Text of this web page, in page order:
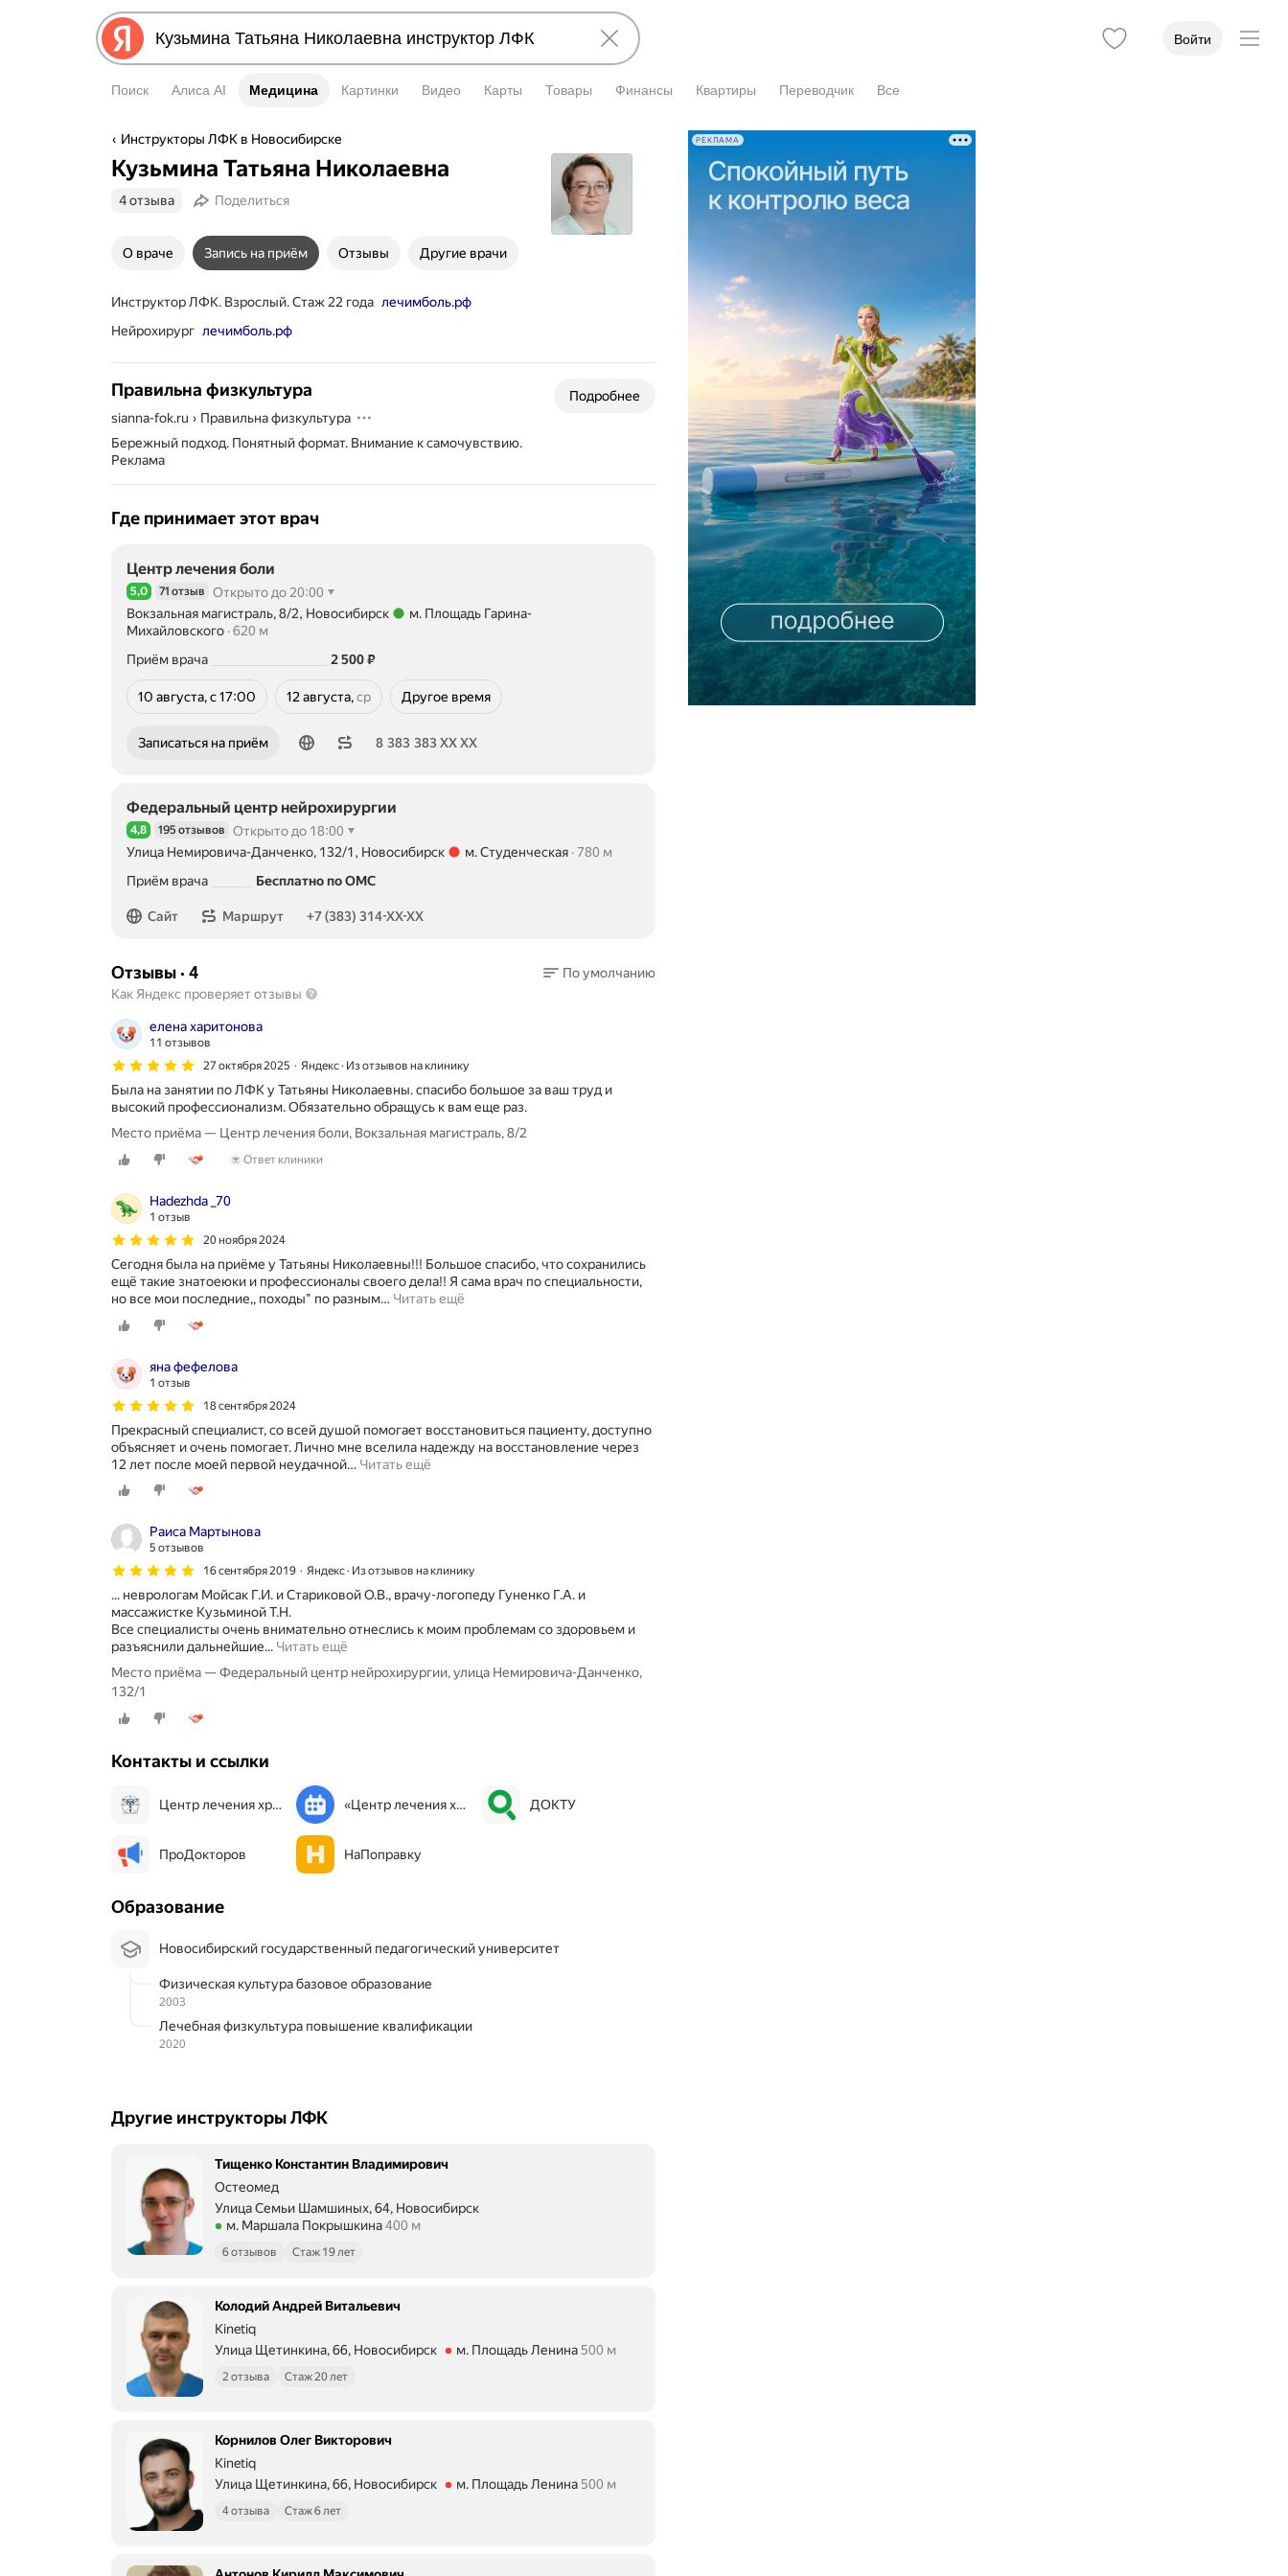
Войти
Поиск Алиса AI Медицина
Медицина Картинки Видео Карты Товары Финансы Квартиры Переводчик Все
Инструкторы ЛФК в Новосибирске
Кузьмина Татьяна Николаевна
4 отзыва Поделиться
О враче Запись на приём Отзывы Другие врачи
Инструктор ЛФК. Взрослый. Стаж 22 года лечимболь.рф
Нейрохирург лечимболь.рф
Правильна физкультура
sianna-fok.ru › Правильна физкультура
Бережный подход. Понятный формат. Внимание к самочувствию.
Реклама
Подробнее
Где принимает этот врач
Центр лечения боли
Рейтинг 5,0 из 5
5,0 71 отзыв
Открыто до 20:00
Вокзальная магистраль, 8/2, Новосибирск
Метро м. Площадь Гарина-Михайловского Расстояние 620 м
м. Площадь Гарина-
Михайловского 620 м
Приём врача
Цена
2500
2 500 ₽
10 августа, с 17:00 12 августа,ср
среда
Другое время
Записаться на приём
Номер телефона: 83833832230 8 383 383 XX XX
Федеральный центр нейрохирургии
Рейтинг 4,8 из 5
4,8 195 отзывов
Открыто до 18:00
Улица Немировича-Данченко, 132/1, Новосибирск
м. Студенческая 780 м
Приём врача
Бесплатно по ОМС
Сайт Маршрут
Номер телефона: +73833141614 +7 (383) 314-XX-XX
Отзывы· 4
Как Яндекс проверяет отзывы
По умолчанию
елена харитонова
11 отзывов
27 октября 2025
Яндекс · Из отзывов на клинику
Была на занятии по ЛФК у Татьяны Николаевны. спасибо большое за ваш труд и
высокий профессионализм. Обязательно обращусь к вам еще раз.
Место приёма — Центр лечения боли, Вокзальная магистраль, 8/2
Ответ клиники
Наdezhda _70
1 отзыв
20 ноября 2024
Сегодня была на приёме у Татьяны Николаевны!!! Большое спасибо, что сохранились
ещё такие знатоеюки и профессионалы своего дела!! Я сама врач по специальности,
но все мои последние,, походы" по разным… Читать ещё
яна фефелова
1 отзыв
18 сентября 2024
Прекрасный специалист, со всей душой помогает восстановиться пациенту, доступно
объясняет и очень помогает. Лично мне вселила надежду на восстановление через
12 лет после моей первой неудачной… Читать ещё
Раиса Мартынова
5 отзывов
16 сентября 2019
Яндекс · Из отзывов на клинику
... неврологам Мойсак Г.И. и Стариковой О.В., врачу-логопеду Гуненко Г.А. и
массажистке Кузьминой Т.Н.
Все специалисты очень внимательно отнеслись к моим проблемам со здоровьем и
разъяснили дальнейшие... Читать ещё
с
я
и
а
а
о
ц
с
п
у
я
е
в
с
Место приёма — Федеральный центр нейрохирургии, улица Немировича-Данченко,
132/1
Контакты и ссылки
Центр лечения хронической боли «Центр лечения хронической боли» ДОКТУ
ПроДокторов НаПоправку
Образование
Новосибирский государственный педагогический университет
Физическая культура базовое образование
2003
Лечебная физкультура повышение квалификации
2020
Другие инструкторы ЛФК
Тищенко Константин Владимирович
Остеомед
Улица Семьи Шамшиных, 64, Новосибирск
Метро м. Маршала Покрышкина Расстояние 400 м
м. Маршала Покрышкина 400 м
6 отзывов Стаж 19 лет
Колодий Андрей Витальевич
Kinetiq
Улица Щетинкина, 66, Новосибирск
м. Площадь Ленина 500 м
2 отзыва Стаж 20 лет
Корнилов Олег Викторович
Kinetiq
Улица Щетинкина, 66, Новосибирск
м. Площадь Ленина 500 м
4 отзыва Стаж 6 лет
РЕКЛАМА